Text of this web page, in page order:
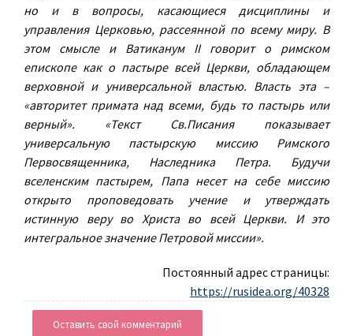
но и в вопросы, касающиеся дисциплины и
управления Церковью, рассеянной по всему миру. В
этом смысле и Ватиканум II говорит о римском
епископе как о пастыре всей Церкви, обладающем
верховной и универсальной властью. Власть эта –
«авторитет примата над всеми, будь то пастырь или
верный». «Текст Св.Писания показывает
универсальную пастырскую миссию Римского
Первосвященника, Наследника Петра. Будучи
вселенским пастырем, Папа несет на себе миссию
открыто проповедовать учение и утверждать
истинную веру во Христа во всей Церкви. И это
интегральное значение Петровой миссии».
Постоянный адрес страницы:
https://rusidea.org/40328
Оставить свой комментарий